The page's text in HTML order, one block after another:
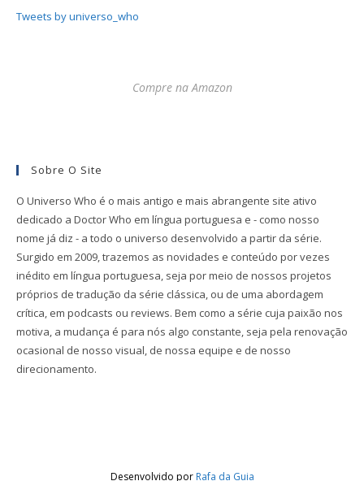
Tweets by universo_who
Compre na Amazon
Sobre O Site
O Universo Who é o mais antigo e mais abrangente site ativo
dedicado a Doctor Who em língua portuguesa e - como nosso
nome já diz - a todo o universo desenvolvido a partir da série.
Surgido em 2009, trazemos as novidades e conteúdo por vezes
inédito em língua portuguesa, seja por meio de nossos projetos
próprios de tradução da série clássica, ou de uma abordagem
crítica, em podcasts ou reviews. Bem como a série cuja paixão nos
motiva, a mudança é para nós algo constante, seja pela renovação
ocasional de nosso visual, de nossa equipe e de nosso
direcionamento.
Desenvolvido por Rafa da Guia